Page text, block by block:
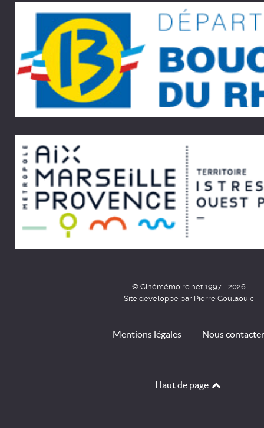
© Cinémémoire.net 1997 - 2026
Site développé par Pierre Goulaouic
Mentions légales Nous contacter
Haut de page